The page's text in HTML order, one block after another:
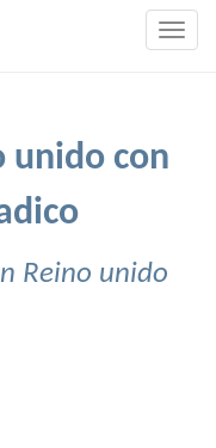
unido con
Reino unido